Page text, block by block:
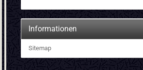
Informationen
Sitemap